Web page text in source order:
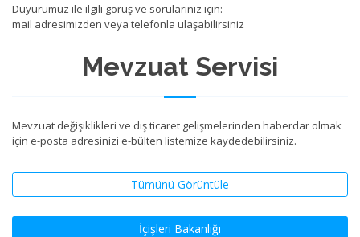
Mevzuat Servisi
Mevzuat değişiklikleri ve dış ticaret gelişmelerinden haberdar olmak
için e-posta adresinizi e-bülten listemize kaydedebilirsiniz.
Tümünü Görüntüle
İçişleri Bakanlığı
Duyurumuz ile ilgili görüş ve sorularınız için:
mail adresimizden veya telefonla ulaşabilirsiniz